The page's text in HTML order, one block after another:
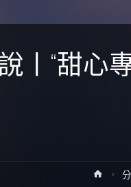
丨“甜心
Home